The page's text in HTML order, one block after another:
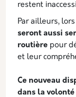
restent
Par ailleurs,
seront aussi
routière pour
et leur
Ce nouveau
dans la